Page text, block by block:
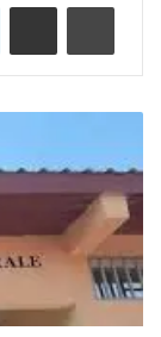
TelegramPartager par email